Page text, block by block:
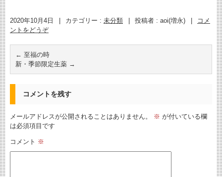
2020年10月4日 カテゴリー : 未分類 投稿者 : aoi(増永)
コメ
ントをどうぞ
← 至福の時
新・季節限定生薬 →
コメントを残す
メールアドレスが公開されることはありません。 ※ が付いている欄
は必須項目です
コメント ※